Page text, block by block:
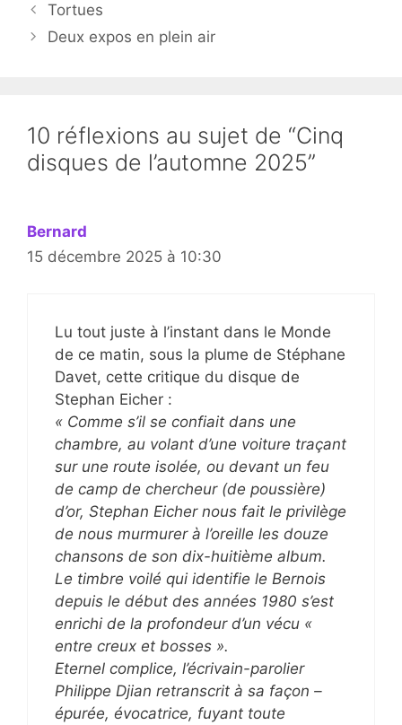
Tortues
Deux expos en plein air
10 réflexions au sujet de “Cinq
disques de l’automne 2025”
Bernard
15 décembre 2025 à 10:30
Lu tout juste à l’instant dans le Monde
de ce matin, sous la plume de Stéphane
Davet, cette critique du disque de
Stephan Eicher :
« Comme s’il se confiait dans une
chambre, au volant d’une voiture traçant
sur une route isolée, ou devant un feu
de camp de chercheur (de poussière)
d’or, Stephan Eicher nous fait le privilège
de nous murmurer à l’oreille les douze
chansons de son dix-huitième album.
Le timbre voilé qui identifie le Bernois
depuis le début des années 1980 s’est
enrichi de la profondeur d’un vécu «
entre creux et bosses ».
Eternel complice, l’écrivain-parolier
Philippe Djian retranscrit à sa façon –
épurée, évocatrice, fuyant toute